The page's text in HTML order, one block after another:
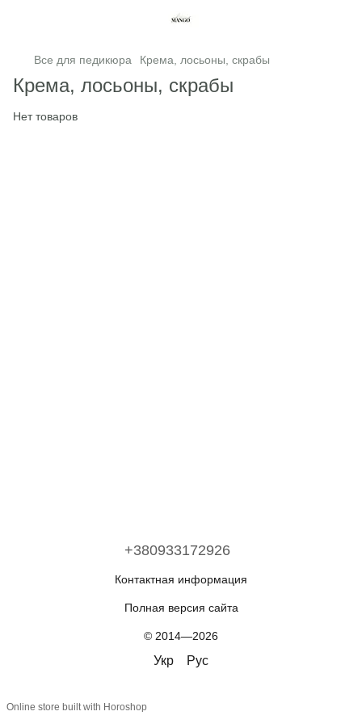
Все для педикюра Крема, лосьоны, скрабы
Крема, лосьоны, скрабы
Нет товаров
+380933172926
Контактная информация
Полная версия сайта
© 2014—2026
Укр Рус
Online store built with Horoshop